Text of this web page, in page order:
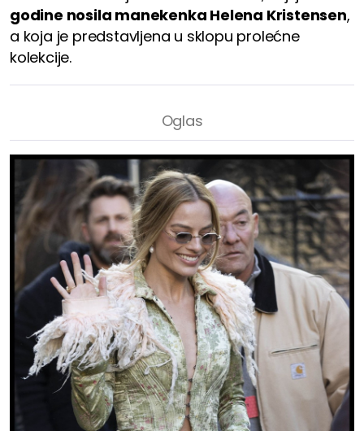
godine nosila manekenka Helena Kristensen,
a koja je predstavljena u sklopu prolećne
kolekcije.